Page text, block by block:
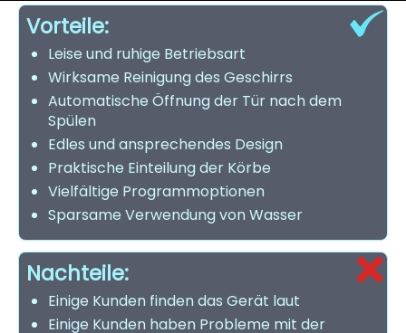
Vorteile:
Leise und ruhige Betriebsart
Wirksame Reinigung des Geschirrs
Automatische Öffnung der Tür nach dem
Spülen
Edles und ansprechendes Design
Praktische Einteilung der Körbe
Vielfältige Programmoptionen
Sparsame Verwendung von Wasser
Nachteile:
Einige Kunden finden das Gerät laut
Einige Kunden haben Probleme mit der